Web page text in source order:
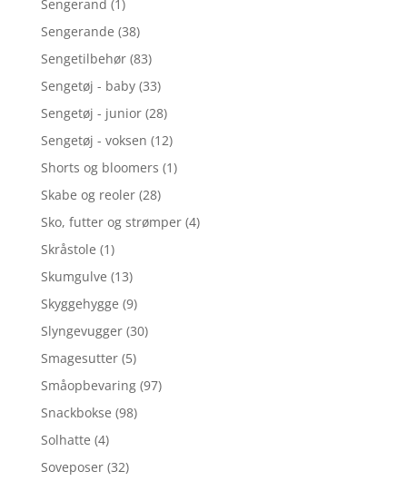
Sengerand (1)
Sengerande (38)
Sengetilbehør (83)
Sengetøj - baby (33)
Sengetøj - junior (28)
Sengetøj - voksen (12)
Shorts og bloomers (1)
Skabe og reoler (28)
Sko, futter og strømper (4)
Skråstole (1)
Skumgulve (13)
Skyggehygge (9)
Slyngevugger (30)
Smagesutter (5)
Småopbevaring (97)
Snackbokse (98)
Solhatte (4)
Soveposer (32)